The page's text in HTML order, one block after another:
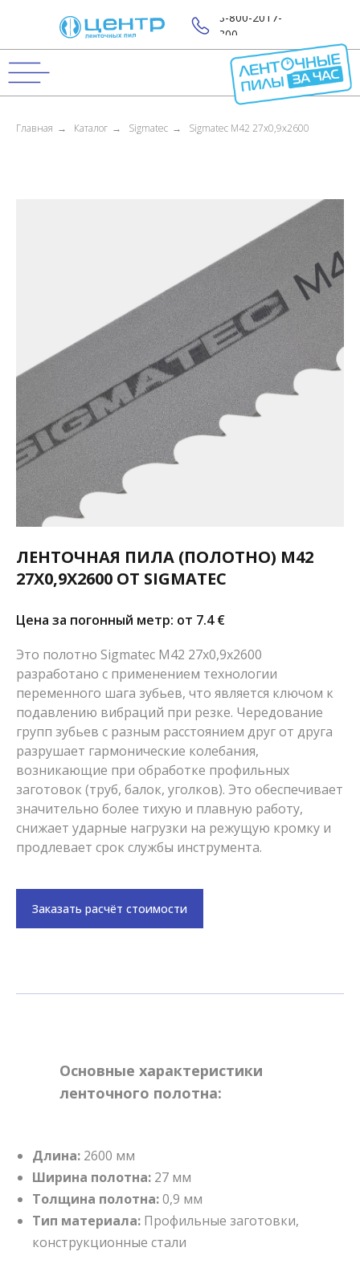
8-800-2017-
800
Главная → Каталог → Sigmatec → Sigmatec M42 27x0,9x2600
ЛЕНТОЧНАЯ ПИЛА (ПОЛОТНО) M42
27X0,9X2600 ОТ SIGMATEC
Цена за погонный метр: от 7.4 €
Это полотно Sigmatec M42 27x0,9x2600
разработано с применением технологии
переменного шага зубьев, что является ключом к
подавлению вибраций при резке. Чередование
групп зубьев с разным расстоянием друг от друга
разрушает гармонические колебания,
возникающие при обработке профильных
заготовок (труб, балок, уголков). Это обеспечивает
значительно более тихую и плавную работу,
снижает ударные нагрузки на режущую кромку и
продлевает срок службы инструмента.
Заказать расчёт стоимости
Основные характеристики
ленточного полотна:
Длина: 2600 мм
Ширина полотна: 27 мм
Толщина полотна:0,9 мм
Тип материала: Профильные заготовки,
конструкционные стали